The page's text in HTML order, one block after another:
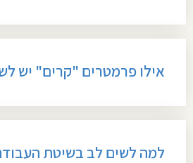
אילו פרמטרים "קרים" יש
למה לשים לב בשיטת